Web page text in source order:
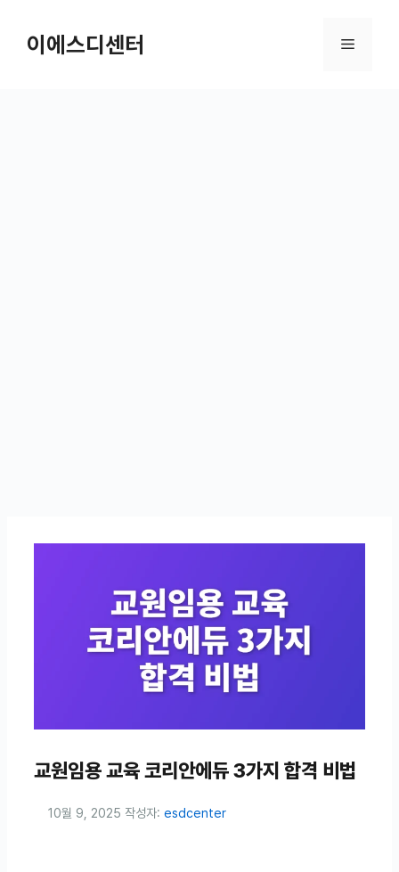
건너뛰기이에스디센터 메뉴
교원임용 교육 코리안에듀 3가지 합격 비법
10월 9, 2025 작성자: esdcenter